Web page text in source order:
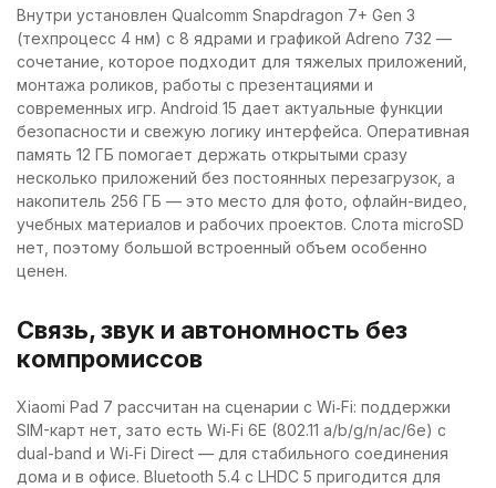
Внутри установлен Qualcomm Snapdragon 7+ Gen 3
(техпроцесс 4 нм) с 8 ядрами и графикой Adreno 732 —
сочетание, которое подходит для тяжелых приложений,
монтажа роликов, работы с презентациями и
современных игр. Android 15 дает актуальные функции
безопасности и свежую логику интерфейса. Оперативная
память 12 ГБ помогает держать открытыми сразу
несколько приложений без постоянных перезагрузок, а
накопитель 256 ГБ — это место для фото, офлайн-видео,
учебных материалов и рабочих проектов. Слота microSD
нет, поэтому большой встроенный объем особенно
ценен.
Связь, звук и автономность без
компромиссов
Xiaomi Pad 7 рассчитан на сценарии с Wi‑Fi: поддержки
SIM-карт нет, зато есть Wi‑Fi 6E (802.11 a/b/g/n/ac/6e) с
dual-band и Wi‑Fi Direct — для стабильного соединения
дома и в офисе. Bluetooth 5.4 с LHDC 5 пригодится для